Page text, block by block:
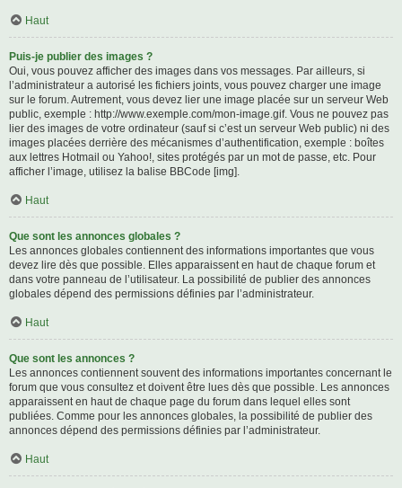
Haut
Puis-je publier des images ?
Oui, vous pouvez afficher des images dans vos messages. Par ailleurs, si
l’administrateur a autorisé les fichiers joints, vous pouvez charger une image
sur le forum. Autrement, vous devez lier une image placée sur un serveur Web
public, exemple : http://www.exemple.com/mon-image.gif. Vous ne pouvez pas
lier des images de votre ordinateur (sauf si c’est un serveur Web public) ni des
images placées derrière des mécanismes d’authentification, exemple : boîtes
aux lettres Hotmail ou Yahoo!, sites protégés par un mot de passe, etc. Pour
afficher l’image, utilisez la balise BBCode [img].
Haut
Que sont les annonces globales ?
Les annonces globales contiennent des informations importantes que vous
devez lire dès que possible. Elles apparaissent en haut de chaque forum et
dans votre panneau de l’utilisateur. La possibilité de publier des annonces
globales dépend des permissions définies par l’administrateur.
Haut
Que sont les annonces ?
Les annonces contiennent souvent des informations importantes concernant le
forum que vous consultez et doivent être lues dès que possible. Les annonces
apparaissent en haut de chaque page du forum dans lequel elles sont
publiées. Comme pour les annonces globales, la possibilité de publier des
annonces dépend des permissions définies par l’administrateur.
Haut